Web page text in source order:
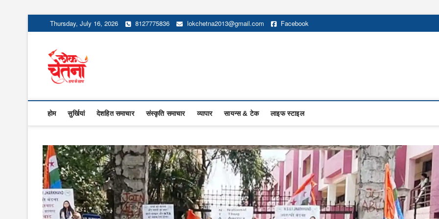
to
Thursday, July 16, 2026 8127775836 lokchetna2013@gmail.com Facebook
होम सुर्खियां देशहित समाचार संस्कृति समाचार व्यापार सायन्स & टेक लाइफ स्टाइल